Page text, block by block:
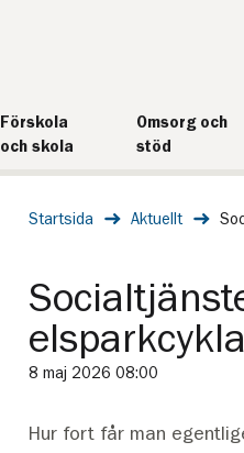
Förskola
och skola
Omsorg och
stöd
Startsida Aktuellt
8 maj 2026 08:00
Hur fort får man